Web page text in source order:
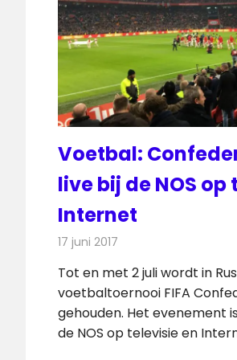
Voetbal:
live bij de NOS op
Internet
17 juni 2017
Tot en met 2 juli wordt in
voetbaltoernooi FIFA
gehouden. Het evenement
de NOS op televisie en